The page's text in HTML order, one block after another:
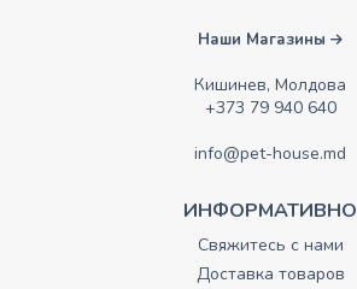
Наши Магазины
Кишинев, Молдова
+373 79 940 640
info@pet-house.md
ИНФОРМАТИВНО
Свяжитесь с нами
Доставка товаров